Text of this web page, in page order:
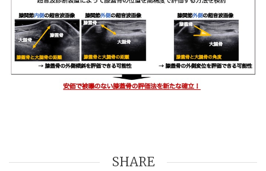
SHARE